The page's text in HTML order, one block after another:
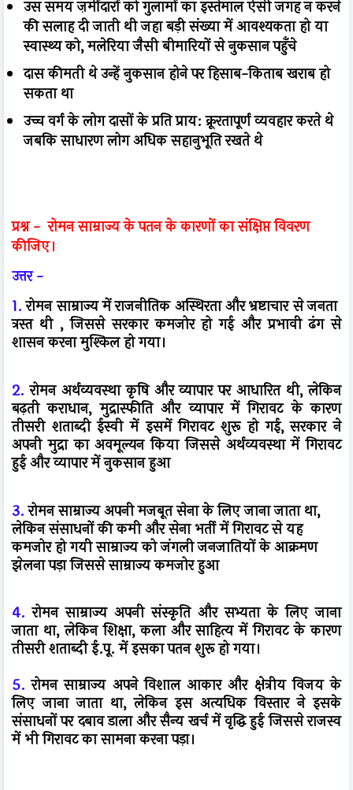
उस समय ज़मींदारों को गुलामों का इस्तेमाल ऐसी जगह न करने
की सलाह दी जाती थी जहा बड़ी संख्या में आवश्यकता हो या
स्वास्थ्य को, मलेरिया जैसी बीमारियों से नुकसान पहुँचे
दास कीमती थे उन्हें नुकसान होने पर हिसाब-किताब खराब हो
सकता था
उच्च वर्ग के लोग दासों के प्रति प्राय: क्रूरतापूर्ण व्यवहार करते थे
जबकि साधारण लोग अधिक सहानुभूति रखते थे
प्रश्न -रोमन साम्राज्य के पतन के कारणों का संक्षिप्त विवरण
कीजिए।
उत्तर -
1.रोमन साम्राज्य में राजनीतिक अस्थिरता और भ्रष्टाचार से जनता
त्रस्त थी , जिससे सरकार कमजोर हो गई और प्रभावी ढंग से
शासन करना मुश्किल हो गया।
2. रोमन अर्थव्यवस्था कृषि और व्यापार पर आधारित थी, लेकिन
बढ़ती कराधान, मुद्रास्फीति और व्यापार में गिरावट के कारण
तीसरी शताब्दी ईस्वी में इसमें गिरावट शुरू हो गई, सरकार ने
अपनी मुद्रा का अवमूल्यन किया जिससे अर्थव्यवस्था में गिरावट
हुई और व्यापार में नुकसान हुआ
3.रोमन साम्राज्य अपनी मजबूत सेना के लिए जाना जाता था,
लेकिन संसाधनों की कमी और सेना भर्ती में गिरावट से यह
कमजोर हो गयी साम्राज्य को जंगली जनजातियों के आक्रमण
झेलना पड़ा जिससे साम्राज्य कमजोर हुआ
4.रोमन साम्राज्य अपनी संस्कृति और सभ्यता के लिए जाना
जाता था, लेकिन शिक्षा, कला और साहित्य में गिरावट के कारण
तीसरी शताब्दी ई.पू. में इसका पतन शुरू हो गया।
5.रोमन साम्राज्य अपने विशाल आकार और क्षेत्रीय विजय के
लिए जाना जाता था, लेकिन इस अत्यधिक विस्तार ने इसके
संसाधनों पर दबाव डाला और सैन्य खर्च में वृद्धि हुई जिससे राजस्व
में भी गिरावट का सामना करना पड़ा।